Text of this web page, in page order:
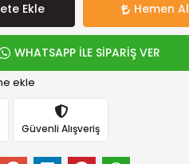
Ekle Hemen Al
WHATSAPP İLE SİPARİŞ VER
ekle
Güvenli Alışveriş